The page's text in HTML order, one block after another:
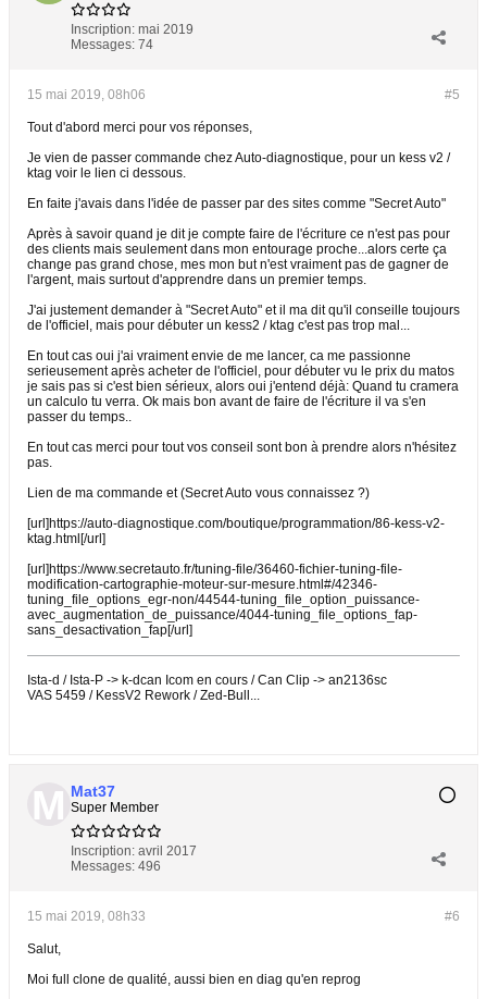
Inscription: mai 2019
Messages: 74
#5
15 mai 2019, 08h06
Tout d'abord merci pour vos réponses,
Je vien de passer commande chez Auto-diagnostique, pour un kess v2 /
ktag voir le lien ci dessous.
En faite j'avais dans l'idée de passer par des sites comme "Secret Auto"
Après à savoir quand je dit je compte faire de l'écriture ce n'est pas pour
des clients mais seulement dans mon entourage proche...alors certe ça
change pas grand chose, mes mon but n'est vraiment pas de gagner de
l'argent, mais surtout d'apprendre dans un premier temps.
J'ai justement demander à "Secret Auto" et il ma dit qu'il conseille toujours
de l'officiel, mais pour débuter un kess2 / ktag c'est pas trop mal...
En tout cas oui j'ai vraiment envie de me lancer, ca me passionne
serieusement après acheter de l'officiel, pour débuter vu le prix du matos
je sais pas si c'est bien sérieux, alors oui j'entend déjà: Quand tu cramera
un calculo tu verra. Ok mais bon avant de faire de l'écriture il va s'en
passer du temps..
En tout cas merci pour tout vos conseil sont bon à prendre alors n'hésitez
pas.
Lien de ma commande et (Secret Auto vous connaissez ?)
[url]https://auto-diagnostique.com/boutique/programmation/86-kess-v2-
ktag.html[/url]
[url]https://www.secretauto.fr/tuning-file/36460-fichier-tuning-file-
modification-cartographie-moteur-sur-mesure.html#/42346-
tuning_file_options_egr-non/44544-tuning_file_option_puissance-
avec_augmentation_de_puissance/4044-tuning_file_options_fap-
sans_desactivation_fap[/url]
Ista-d / Ista-P -> k-dcan Icom en cours / Can Clip -> an2136sc
VAS 5459 / KessV2 Rework / Zed-Bull...
Mat37
Super Member
Inscription: avril 2017
Messages: 496
#6
15 mai 2019, 08h33
Salut,
Moi full clone de qualité, aussi bien en diag qu'en reprog